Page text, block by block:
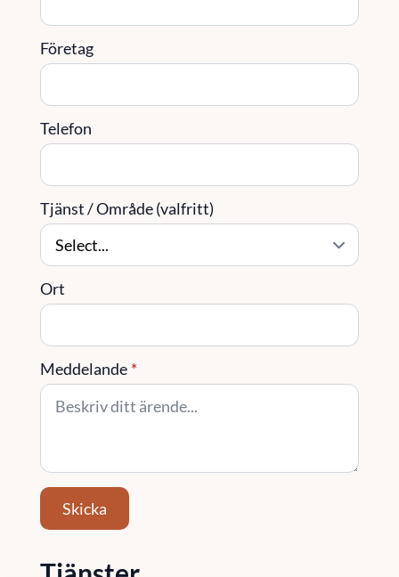
Företag
Telefon
Tjänst / Område (valfritt)
Ort
Meddelande *
Skicka